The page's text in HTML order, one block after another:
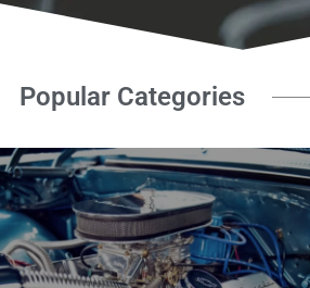
Popular Categories